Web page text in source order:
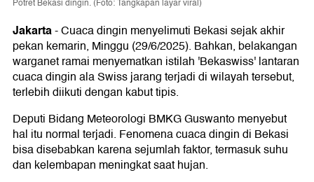
Potret Bekasi dingin. (Foto: Tangkapan layar viral)
Jakarta-Cuaca dingin menyelimuti Bekasi sejak akhir
pekan kemarin, Minggu (29/6/2025). Bahkan, belakangan
warganet ramai menyematkan istilah 'Bekaswiss' lantaran
cuaca dingin ala Swiss jarang terjadi di wilayah tersebut,
terlebih diikuti dengan kabut tipis.
Deputi Bidang Meteorologi BMKG Guswanto menyebut
hal itu normal terjadi. Fenomena cuaca dingin di Bekasi
bisa disebabkan karena sejumlah faktor, termasuk suhu
dan kelembapan meningkat saat hujan.